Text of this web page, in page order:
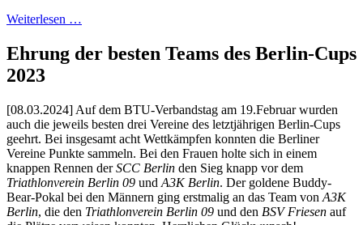
Weiterlesen …
Ehrung der besten Teams des Berlin-Cups
2023
[08.03.2024] Auf dem BTU-Verbandstag am 19.Februar wurden
auch die jeweils besten drei Vereine des letztjährigen Berlin-Cups
geehrt. Bei insgesamt acht Wettkämpfen konnten die Berliner
Vereine Punkte sammeln. Bei den Frauen holte sich in einem
knappen Rennen derSCC Berlin den Sieg knapp vor dem
Triathlonverein Berlin 09 und A3K Berlin. Der goldene Buddy-
Bear-Pokal bei den Männern ging erstmalig an das Team von A3K
Berlin, die den Triathlonverein Berlin 09 und den BSV Friesen auf